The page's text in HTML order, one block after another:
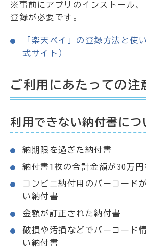
※事前にアプリのインストール、
登録が必要です。
「楽天ペイ」の登録方法と使
式サイト）
ご利用にあたっての注
利用できない納付書につ
納期限を過ぎた納付書
納付書1枚の合計金額が30万
コンビニ納付用のバーコード
い納付書
金額が訂正された納付書
破損や汚損などでバーコード
い納付書